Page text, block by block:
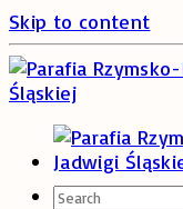
Skip to content